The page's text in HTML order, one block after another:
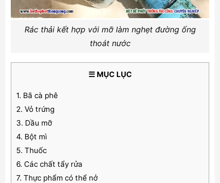
Rác thải kết hợp với mỡ làm nghẹt đường ống
thoát nước
☰ MỤC LỤC
1. Bã cà phê
2. Vỏ trứng
3. Dầu mỡ
4. Bột mì
5. Thuốc
6. Các chất tẩy rửa
7. Thực phẩm có thể nở